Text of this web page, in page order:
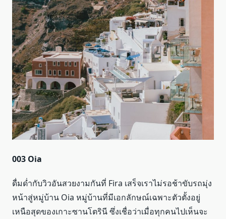
003 Oia
ดื่มด่ำกับวิวอันสวยงามกันที่ Fira เสร็จเราไม่รอช้าขับรถมุ่ง
หน้าสู่หมู่บ้าน Oia หมู่บ้านที่มีเอกลักษณ์เฉพาะตัวตั้งอยู่
เหนือสุดของเกาะซานโตรินี ซึ่งเชื่อว่าเมื่อทุกคนไปเห็นจะ